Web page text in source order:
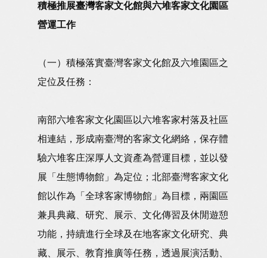
積極推展臺灣客家文化館與六堆客家文化園區
營運工作
（一）積極落實臺灣客家文化館及六堆園區之
定位及任務：
南部六堆客家文化園區以六堆客家村落及社區
相連結，形成南臺灣的客家文化網絡，保存體
驗六堆客庄深厚人文資產為營運目標，並以發
展「生態博物館」為定位；北部臺灣客家文化
館以作為「全球客家博物館」為目標，兩園區
兼具典藏、研究、展示、文化傳習及休閒遊憩
功能，持續進行全球及在地客家文化研究、典
藏、展示、教育推廣等任務，透過展演活動、